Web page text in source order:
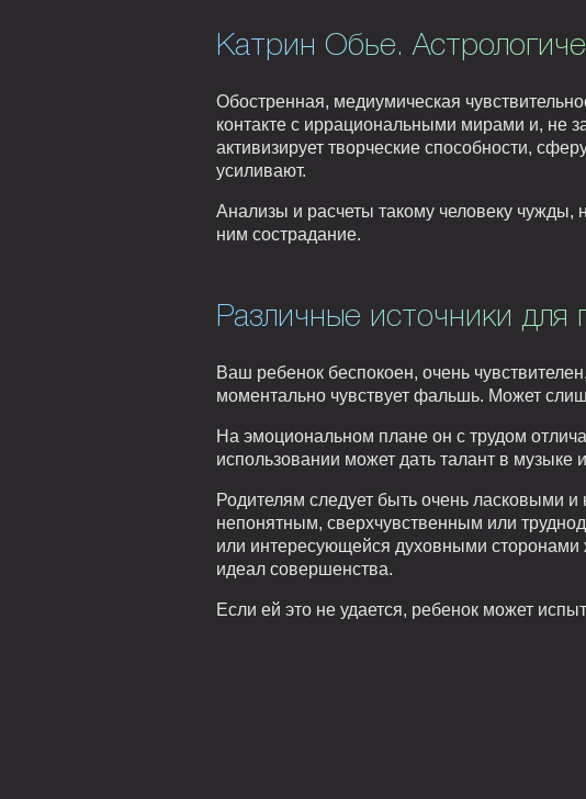
Катрин Обье.
Обостренная, медиумическая
контакте с иррациональными мирами и, не
активизирует творческие способности,
усиливают.
Анализы и расчеты такому человеку чужды,
ним сострадание.
Различные источники для
Ваш ребенок беспокоен, очень
моментально чувствует фальшь. Может
На эмоциональном плане он с трудом
использовании может дать талант в музыке
Родителям следует быть очень ласковыми
непонятным, сверхчувственным или
или интересующейся духовными
идеал совершенства.
Если ей это не удается, ребенок может